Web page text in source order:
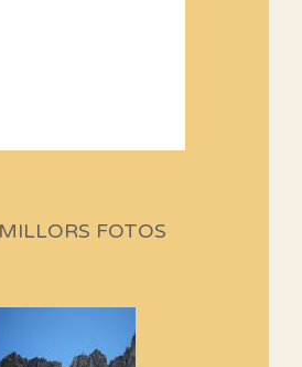
Centpeus 2026 (1a
d'aquest anyFOTOS